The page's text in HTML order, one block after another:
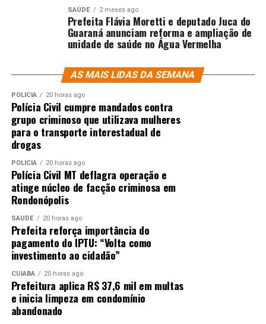
SAÚDE 2 meses ago
Prefeita Flávia Moretti e deputado Juca do
Guaraná anunciam reforma e ampliação de
unidade de saúde no Água Vermelha
AS MAIS LIDAS DA SEMANA
POLÍCIA 20 horas ago
Polícia Civil cumpre mandados contra
grupo criminoso que utilizava mulheres
para o transporte interestadual de
drogas
POLÍCIA 20 horas ago
Polícia Civil MT deflagra operação e
atinge núcleo de facção criminosa em
Rondonópolis
SAÚDE 20 horas ago
Prefeita reforça importância do
pagamento do IPTU: “Volta como
investimento ao cidadão”
CUIABÁ 20 horas ago
Prefeitura aplica R$ 37,6 mil em multas
e inicia limpeza em condomínio
abandonado